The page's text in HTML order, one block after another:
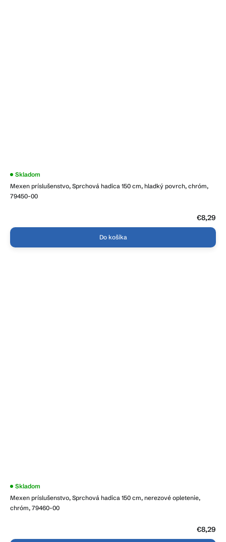
Mexen príslušenstvo, Sprchová hadica 150 cm, hladký povrch, chróm,
79450-00
Skladom
€8,29
Do košíka
Mexen príslušenstvo, Sprchová hadica 150 cm, nerezové opletenie,
chróm, 79460-00
Skladom
€8,29